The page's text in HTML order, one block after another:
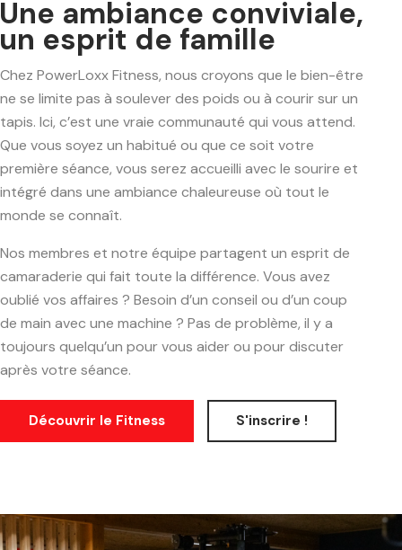
Une ambiance conviviale,
un esprit de famille
Chez PowerLoxx Fitness, nous croyons que le bien-être
ne se limite pas à soulever des poids ou à courir sur un
tapis. Ici, c’est une vraie communauté qui vous attend.
Que vous soyez un habitué ou que ce soit votre
première séance, vous serez accueilli avec le sourire et
intégré dans une ambiance chaleureuse où tout le
monde se connaît.
Nos membres et notre équipe partagent un esprit de
camaraderie qui fait toute la différence. Vous avez
oublié vos affaires ? Besoin d’un conseil ou d’un coup
de main avec une machine ? Pas de problème, il y a
toujours quelqu’un pour vous aider ou pour discuter
après votre séance.
Découvrir le Fitness S'inscrire !